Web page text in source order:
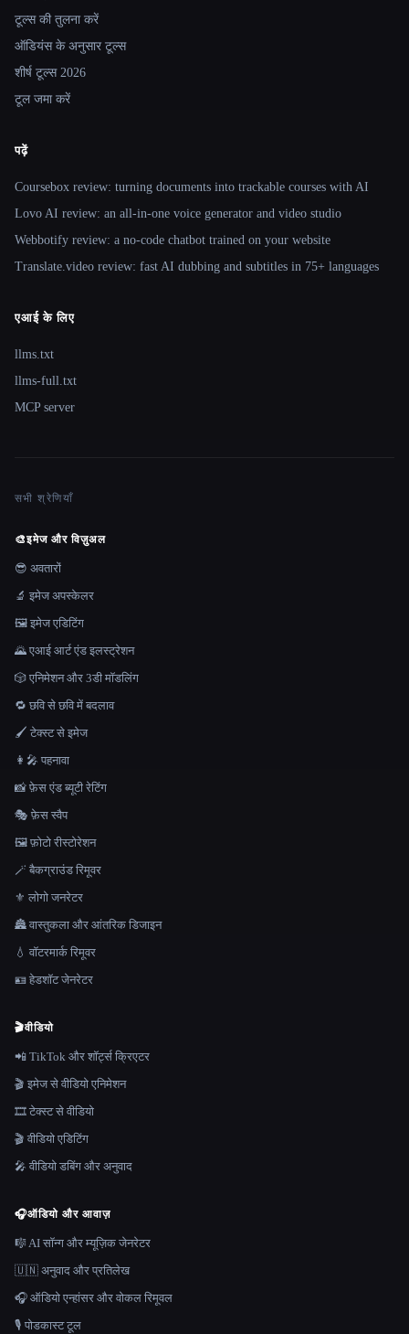
टूल्स की तुलना करें
ऑडियंस के अनुसार टूल्स
शीर्ष टूल्स 2026
टूल जमा करें
पढ़ें
Coursebox review: turning documents into trackable courses with AI
Lovo AI review: an all-in-one voice generator and video studio
Webbotify review: a no-code chatbot trained on your website
Translate.video review: fast AI dubbing and subtitles in 75+ languages
एआई के लिए
llms.txt
llms-full.txt
MCP server
सभी श्रेणियाँ
🎨इमेज और विज़ुअल
😎 अवतारों
🔬 इमेज अपस्केलर
🖼️ इमेज एडिटिंग
🌄 एआई आर्ट एंड इलस्ट्रेशन
🎲 एनिमेशन और 3डी मॉडलिंग
🔁 छवि से छवि में बदलाव
🖌️ टेक्स्ट से इमेज
👩‍🎤 पहनावा
📸 फ़ेस एंड ब्यूटी रेटिंग
🎭 फ़ेस स्वैप
🖼️ फ़ोटो रीस्टोरेशन
🪄 बैकग्राउंड रिमूवर
⚜️ लोगो जनरेटर
🏯 वास्तुकला और आंतरिक डिजाइन
💧 वॉटरमार्क रिमूवर
🪪 हेडशॉट जेनरेटर
🎬वीडियो
📲 TikTok और शॉर्ट्स क्रिएटर
🎬 इमेज से वीडियो एनिमेशन
🎞️ टेक्स्ट से वीडियो
🎬 वीडियो एडिटिंग
🎤 वीडियो डबिंग और अनुवाद
🎧ऑडियो और आवाज़
🎼 AI सॉन्ग और म्यूज़िक जेनरेटर
🇺🇳 अनुवाद और प्रतिलेख
🎧 ऑडियो एन्हांसर और वोकल रिमूवल
🎙️ पोडकास्ट टूल